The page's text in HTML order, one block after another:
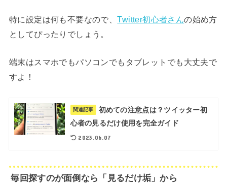
特に設定は何も不要なので、Twitter初心者さんの始め方
としてぴったりでしょう。
端末はスマホでもパソコンでもタブレットでも大丈夫で
すよ！
関連記事
初めての注意点は？ツイッター初
心者の見るだけ使用を完全ガイド
2023.06.07
毎回探すのが面倒なら「見るだけ垢」から